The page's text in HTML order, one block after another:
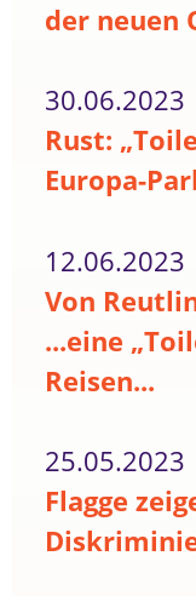
der
30.06.2023
Rust:
Europa-
12.06.2023
Von
...eine
Reisen...
25.05.2023
Flagge